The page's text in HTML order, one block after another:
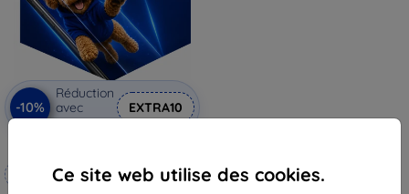
Ce site web utilise des cookies.
-10%
Réduction
avec
coupon
EXTRA10
Fabriqué sur mesure